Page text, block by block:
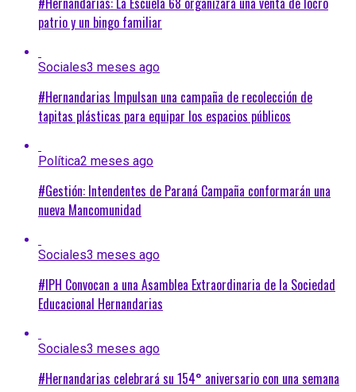
patrio y un bingo familiar
Sociales3 meses ago
#Hernandarias Impulsan una campaña de recolección de
tapitas plásticas para equipar los espacios públicos
Política2 meses ago
#Gestión: Intendentes de Paraná Campaña conformarán una
nueva Mancomunidad
Sociales3 meses ago
#IPH Convocan a una Asamblea Extraordinaria de la Sociedad
Educacional Hernandarias
Sociales3 meses ago
#Hernandarias celebrará su 154° aniversario con una semana